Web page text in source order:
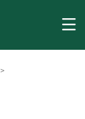
>